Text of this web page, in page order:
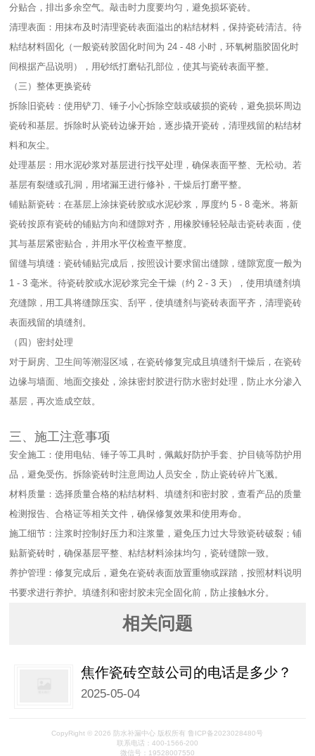
分贴合，排出多余空气。敲击时力度要均匀，避免损坏瓷砖。​
清理表面：用抹布及时清理瓷砖表面溢出的粘结材料，保持瓷砖清洁。待
粘结材料固化（一般瓷砖胶固化时间为 24 - 48 小时，环氧树脂胶固化时
间根据产品说明），用砂纸打磨钻孔部位，使其与瓷砖表面平整。​
（三）整体更换瓷砖​
拆除旧瓷砖：使用铲刀、锤子小心拆除空鼓或破损的瓷砖，避免损坏周边
瓷砖和基层。拆除时从瓷砖边缘开始，逐步撬开瓷砖，清理残留的粘结材
料和灰尘。​
处理基层：用水泥砂浆对基层进行找平处理，确保表面平整、无松动。若
基层有裂缝或孔洞，用堵漏王进行修补，干燥后打磨平整。​
铺贴新瓷砖：在基层上涂抹瓷砖胶或水泥砂浆，厚度约 5 - 8 毫米。将新
瓷砖按原有瓷砖的铺贴方向和缝隙对齐，用橡胶锤轻轻敲击瓷砖表面，使
其与基层紧密贴合，并用水平仪检查平整度。​
留缝与填缝：瓷砖铺贴完成后，按照设计要求留出缝隙，缝隙宽度一般为
1 - 3 毫米。待瓷砖胶或水泥砂浆完全干燥（约 2 - 3 天），使用填缝剂填
充缝隙，用工具将缝隙压实、刮平，使填缝剂与瓷砖表面平齐，清理瓷砖
表面残留的填缝剂。​
（四）密封处理​
对于厨房、卫生间等潮湿区域，在瓷砖修复完成且填缝剂干燥后，在瓷砖
边缘与墙面、地面交接处，涂抹密封胶进行防水密封处理，防止水分渗入
基层，再次造成空鼓。​
三、施工注意事项​
安全施工：使用电钻、锤子等工具时，佩戴好防护手套、护目镜等防护用
品，避免受伤。拆除瓷砖时注意周边人员安全，防止瓷砖碎片飞溅。​
材料质量：选择质量合格的粘结材料、填缝剂和密封胶，查看产品的质量
检测报告、合格证等相关文件，确保修复效果和使用寿命。​
施工细节：注浆时控制好压力和注浆量，避免压力过大导致瓷砖破裂；铺
贴新瓷砖时，确保基层平整、粘结材料涂抹均匀，瓷砖缝隙一致。​
养护管理：修复完成后，避免在瓷砖表面放置重物或踩踏，按照材料说明
书要求进行养护。填缝剂和密封胶未完全固化前，防止接触水分。
相关问题
焦作瓷砖空鼓公司的电话是多少？
2025-05-04
CopyRight © 2026 防水补漏中心 版权所有 鲁ICP备2023028480号
联系电话：400-1566-200
微信号：19528007550